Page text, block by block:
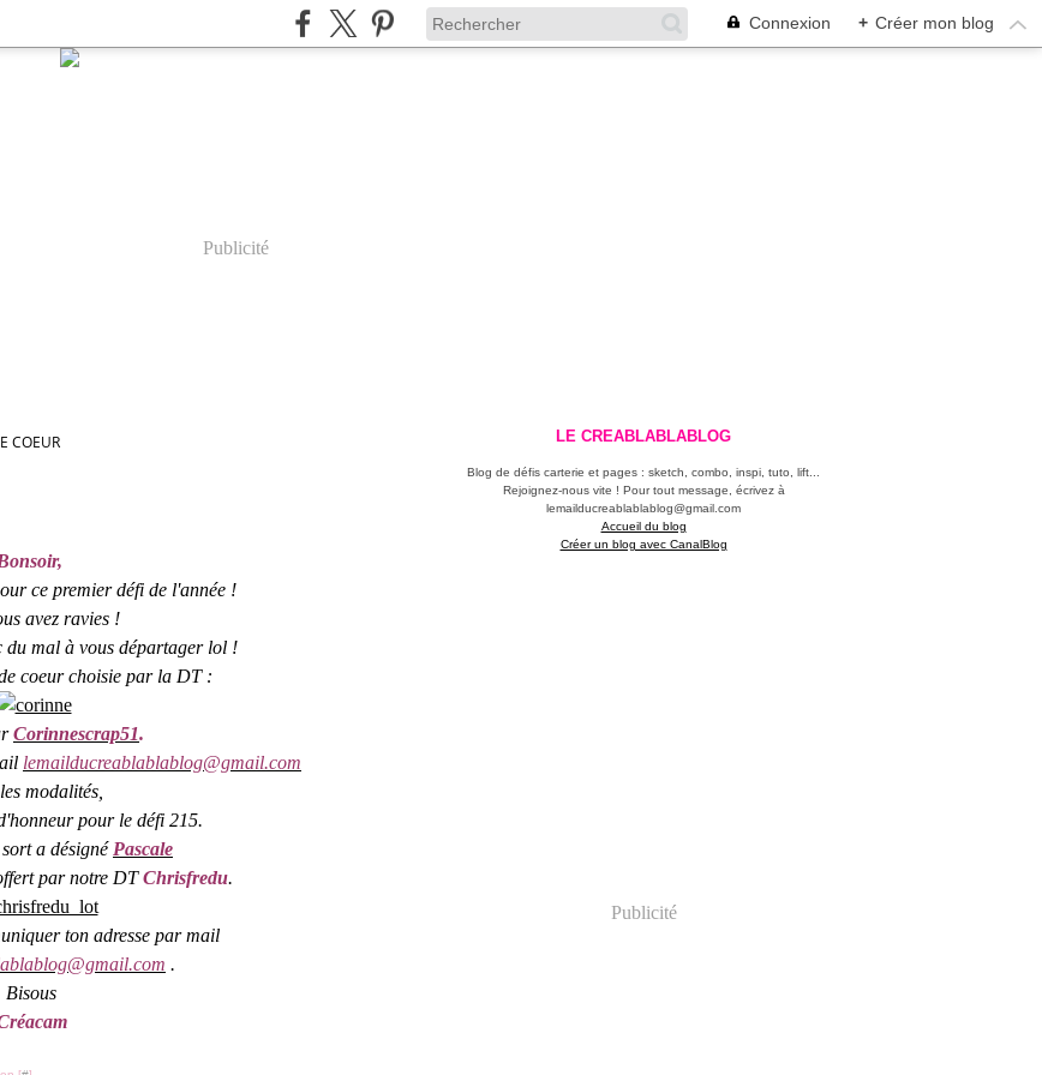
Connexion + Créer mon blog
Publicité
COEUR
ce premier défi de l'année !
avez ravies !
du mal à vous départager lol !
coeur choisie par la DT :
Corinnescrap51.
lemailducreablablablog@gmail.com
modalités,
pour le défi 215.
a désigné Pascale
par notre DTChrisfredu.
ton adresse par mail
.
Bisous
LE CREABLABLABLOG
Blog de défis carterie et pages : sketch, combo, inspi, tuto, lift...
Rejoignez-nous vite ! Pour tout message, écrivez à
lemailducreablablablog@gmail.com
Accueil du blog
Créer un blog avec CanalBlog
Publicité